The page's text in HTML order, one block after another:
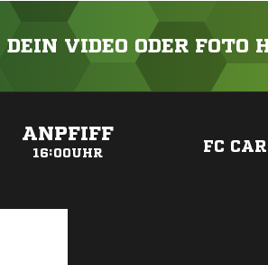
VIDEO ODER FOTO
ANPFIFF
16:00UHR FC